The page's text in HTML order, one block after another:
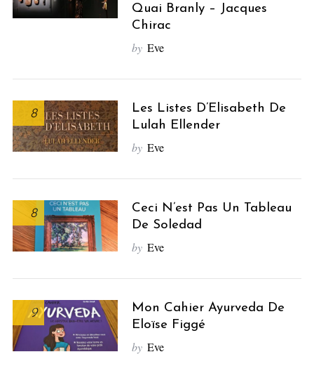
Quai Branly – Jacques
Chirac
by Eve
8
Les Listes D’Elisabeth De
Lulah Ellender
by Eve
8
Ceci N’est Pas Un Tableau
De Soledad
by Eve
9
Mon Cahier Ayurveda De
Eloïse Figgé
by Eve